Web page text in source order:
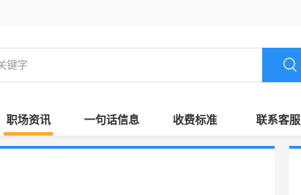
职场资讯 一句话信息 收费标准 联系客服